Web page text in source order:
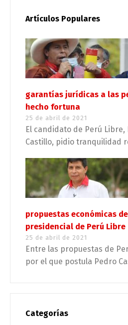
Artículos Populares
garantías jurídicas a las
hecho fortuna
25 de abril de 2021
El candidato de Perú Libre,
Castillo, pidio tranquilidad
propuestas económicas
presidencial de Perú Libre
25 de abril de 2021
Entre las propuestas de
por el que postula Pedro
Categorías